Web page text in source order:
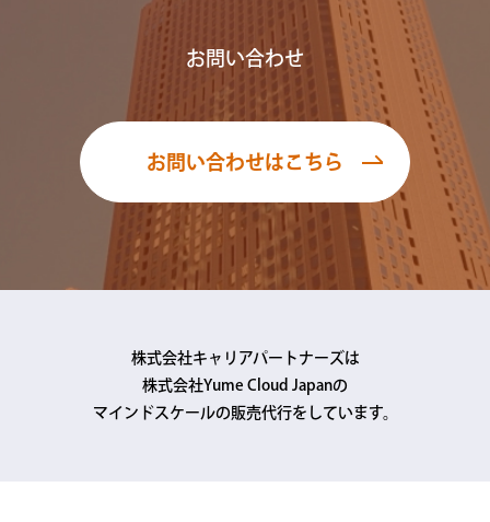
お問い合わせ
お問い合わせはこちら
株式会社キャリアパートナーズは
株式会社Yume Cloud Japanの
マインドスケールの販売代行をしています。